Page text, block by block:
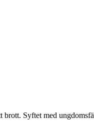
Syftet med